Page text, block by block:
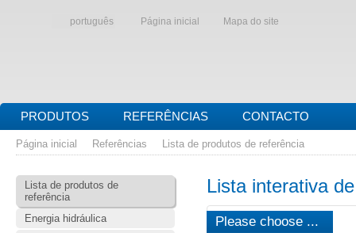
português Página inicial Mapa do site
PRODUTOS REFERÊNCIAS CONTACTO
Página inicial Referências Lista de produtos de referência
Lista de produtos de
referência
Energia hidráulica
Lista interativa
Please choose ...